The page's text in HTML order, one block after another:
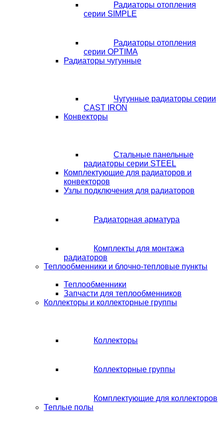
Радиаторы отопления
серии SIMPLE
Радиаторы отопления
серии OPTIMA
Радиаторы чугунные
Чугунные радиаторы серии
CAST IRON
Конвекторы
Стальные панельные
радиаторы серии STEEL
Комплектующие для радиаторов и
конвекторов
Узлы подключения для радиаторов
Радиаторная арматура
Комплекты для монтажа
радиаторов
Теплообменники и блочно-тепловые пункты
Теплообменники
Запчасти для теплообменников
Коллекторы и коллекторные группы
Коллекторы
Коллекторные группы
Комплектующие для коллекторов
Теплые полы